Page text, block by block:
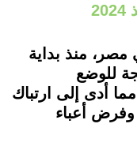
مصر، منذ بداية
للوضع
مما أدى إلى ارتباك
أعباء